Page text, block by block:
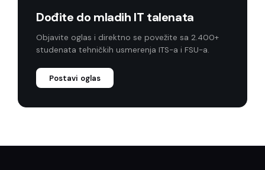
Dođite do mladih IT talenata
Objavite oglas i direktno se povežite sa 2.400+
studenata tehničkih usmerenja ITS-a i FSU-a.
Postavi oglas